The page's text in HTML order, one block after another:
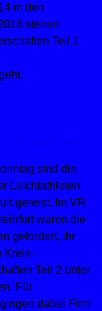
m den
stehen
Teil 1
sind die
Leichtathleten
gereist. Im VR
waren die
gefordert, ihr
Kreis-
Teil 2 unter
Für
dabei Finn